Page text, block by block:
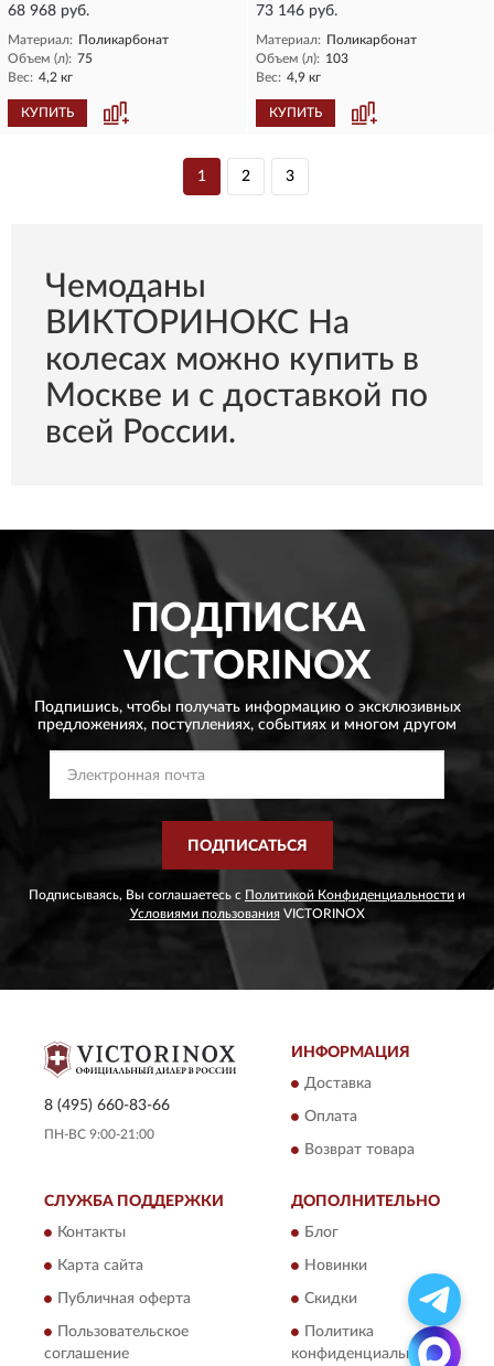
68 968 руб.
Материал: Поликарбонат
Объем (л): 75
Вес: 4,2 кг
КУПИТЬ
73 146 руб.
Материал: Поликарбонат
Объем (л): 103
Вес: 4,9 кг
КУПИТЬ
1 2 3
Чемоданы
ВИКТОРИНОКС На
колесах можно купить в
Москве и с доставкой по
всей России.
ПОДПИСКА
VICTORINOX
Подпишись, чтобы получать информацию о эксклюзивных
предложениях, поступлениях, событиях и многом другом
ПОДПИСАТЬСЯ
Подписываясь, Вы соглашаетесь с Политикой Конфиденциальности и
Условиями пользованияVICTORINOX
8 (495) 660-83-66
ПН-ВС 9:00-21:00
ИНФОРМАЦИЯ
Доставка
Оплата
Возврат товара
СЛУЖБА ПОДДЕРЖКИ
Контакты
Карта сайта
Публичная оферта
Пользовательское
соглашение
ДОПОЛНИТЕЛЬНО
Блог
Новинки
Скидки
Политика
конфиденциальности